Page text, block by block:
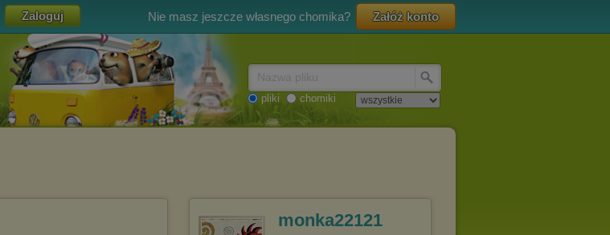
Nie masz jeszcze własnego chomika? Załóż konto
pliki chomiki
monka22121